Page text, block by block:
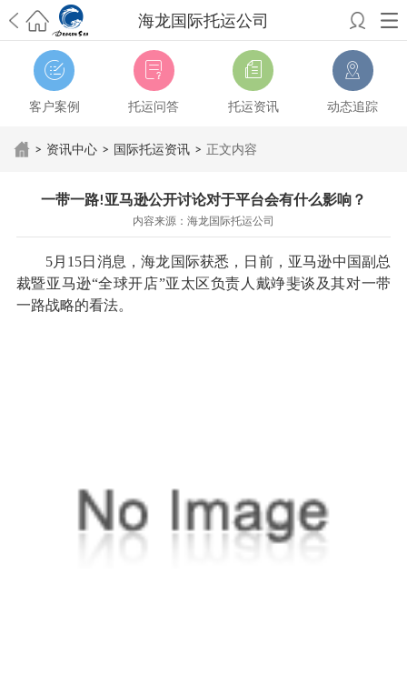
海龙国际托运公司
希望邮寄国际包裹顺利，从广州市国际快递邮寄到新西兰哪个公司好？
澳洲海运搬家回广州报关清关要怎么做？注意事项有哪些？
青岛市国际
搬家服务到美国，搬家公司有哪些搬家方案？大连市国际搬家服务到中
国台湾是一种怎样的体验？有人分享搬家经历吗？
从长沙市国际快递邮
寄到韩国有哪些国际快递方式？用哪种好？
法有哪些？具体怎么操作？ 国际搬家：家具海运到奥克兰怎么样能省
影响国际搬家吗？上海搬家到新西兰旺格雷有点不一样北京私人物品运
输到澳大利亚，移民如何跨国搬家？上海移民搬家到塞浦路斯，国际搬
从秦皇岛市托运到美国 从重庆市托运到美国 从上海市托运到澳大利亚从
张家界市托运到美国从厦门市托运到美国从张家界市托运到美国
从南京
市搬家到加拿大 从大连市搬家到英国
客户案例 托运问答 托运资讯 动态追踪
> 资讯中心 > 国际托运资讯 > 正文内容
一带一路!亚马逊公开讨论对于平台会有什么影响？
内容来源：海龙国际托运公司
5月15日消息，海龙国际获悉，日前，亚马逊中国副总
裁暨亚马逊“全球开店”亚太区负责人戴竫斐谈及其对一带
一路战略的看法。